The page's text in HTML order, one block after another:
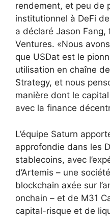
rendement, et peu de
institutionnel à DeFi
a déclaré Jason
Ventures. «Nous
que USDat est le
utilisation en chaîne
Strategy, et nous
manière dont le
avec la finance
L’équipe Saturn
approfondie dans les
stablecoins, avec
d’Artemis – une
blockchain axée sur
onchain – et de M31
capital-risque et de